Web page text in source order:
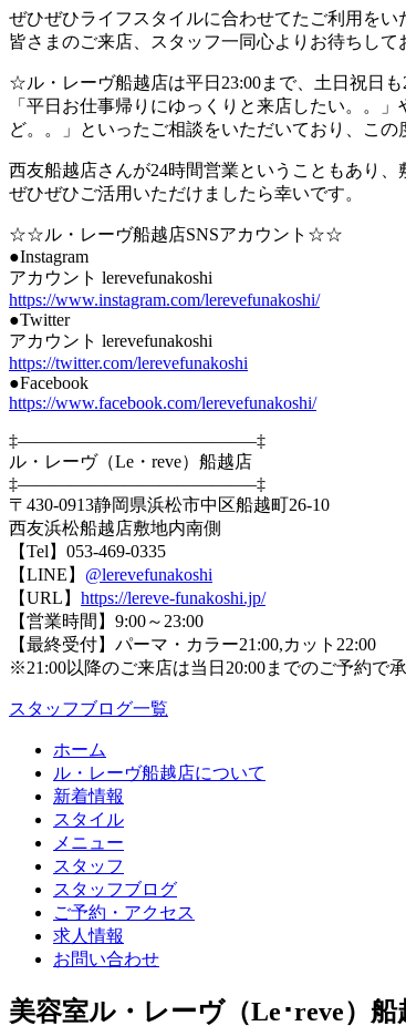
ぜひぜひライフスタイルに合わせてたご利用をい
皆さまのご来店、スタッフ一同心よりお待ちして
☆ル・レーヴ船越店は平日23:00まで、土日祝日
「平日お仕事帰りにゆっくりと来店したい。。
ど。。」といったご相談をいただいており、こ
西友船越店さんが24時間営業ということもあり
ぜひぜひご活用いただけましたら幸いです。
☆☆ル・レーヴ船越店SNSアカウント☆☆
●Instagram
アカウント lerevefunakoshi
https://www.instagram.com/lerevefunakoshi/
●Twitter
アカウント lerevefunakoshi
https://twitter.com/lerevefunakoshi
●Facebook
https://www.facebook.com/lerevefunakoshi/
‡—————————————–‡
ル・レーヴ（Le・reve）船越店
‡—————————————–‡
〒430-0913静岡県浜松市中区船越町26-10
西友浜松船越店敷地内南側
【Tel】053-469-0335
【LINE】 @lerevefunakoshi
【URL】 https://lereve-funakoshi.jp/
【営業時間】9:00～23:00
【最終受付】パーマ・カラー21:00,カット22:00
※21:00以降のご来店は当日20:00までのご予約で承
スタッフブログ一覧
ホーム
ル・レーヴ船越店について
新着情報
スタイル
メニュー
スタッフ
スタッフブログ
ご予約・アクセス
求人情報
お問い合わせ
美容室ル・レーヴ（Le･reve）船